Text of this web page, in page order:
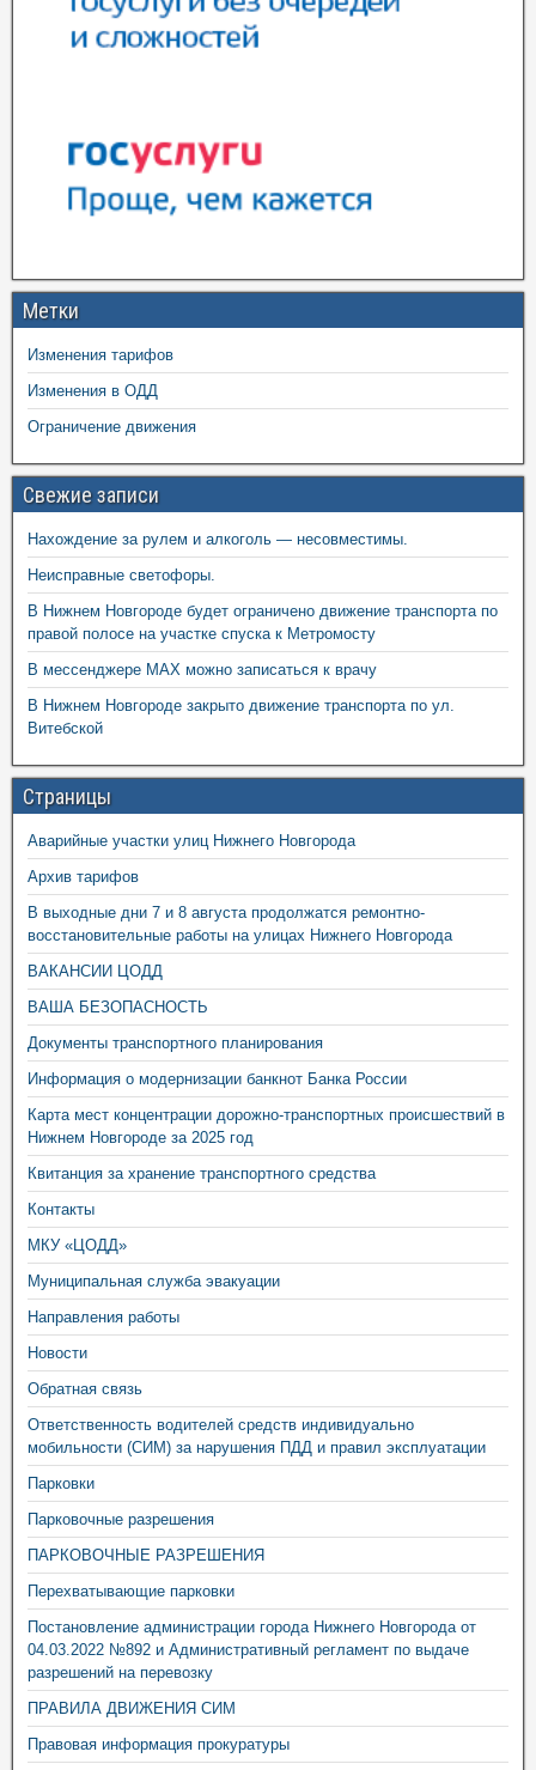
Метки
Изменения тарифов
Изменения в ОДД
Ограничение движения
Свежие записи
Нахождение за рулем и алкоголь — несовместимы.
Неисправные светофоры.
В Нижнем Новгороде будет ограничено движение транспорта по
правой полосе на участке спуска к Метромосту
В мессенджере MAX можно записаться к врачу
В Нижнем Новгороде закрыто движение транспорта по ул.
Витебской
Страницы
Аварийные участки улиц Нижнего Новгорода
Архив тарифов
В выходные дни 7 и 8 августа продолжатся ремонтно-
восстановительные работы на улицах Нижнего Новгорода
ВАКАНСИИ ЦОДД
ВАША БЕЗОПАСНОСТЬ
Документы транспортного планирования
Информация о модернизации банкнот Банка России
Карта мест концентрации дорожно-транспортных происшествий в
Нижнем Новгороде за 2025 год
Квитанция за хранение транспортного средства
Контакты
МКУ «ЦОДД»
Муниципальная служба эвакуации
Направления работы
Новости
Обратная связь
Ответственность водителей средств индивидуально
мобильности (СИМ) за нарушения ПДД и правил эксплуатации
Парковки
Парковочные разрешения
ПАРКОВОЧНЫЕ РАЗРЕШЕНИЯ
Перехватывающие парковки
Постановление администрации города Нижнего Новгорода от
04.03.2022 №892 и Административный регламент по выдаче
разрешений на перевозку
ПРАВИЛА ДВИЖЕНИЯ СИМ
Правовая информация прокуратуры